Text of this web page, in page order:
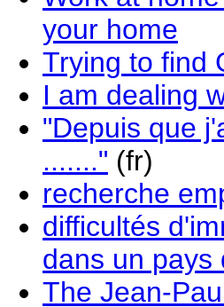
your home
Trying to find
I am dealing
"Depuis que
......." (fr)
recherche
difficultés
dans un pays
The Jean-